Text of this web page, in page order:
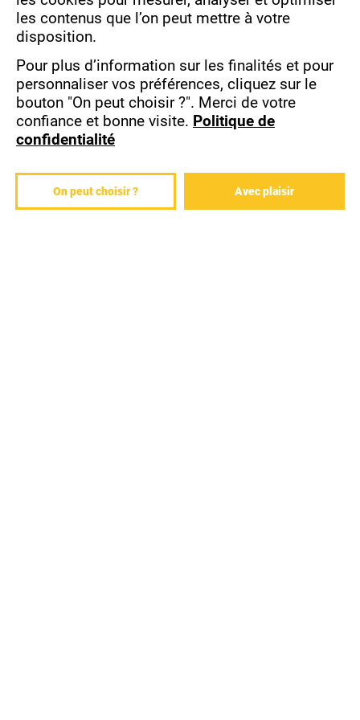
de nos centres sur les
villes de Caen, Laval,
Rennes et Vannes.
380.00€ HT
Tarif stage inter-
entreprises
7 heures / 1 jour
les contenus que l’on peut mettre à votre
disposition.
Pour plus d’information sur les finalités et pour
personnaliser vos préférences, cliquez sur le
bouton "On peut choisir ?". Merci de votre
confiance et bonne visite. Politique de
confidentialité
On peut choisir ? Avec plaisir